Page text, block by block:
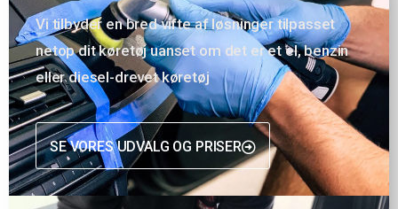
Vi tilbyder en bred vifte af løsninger tilpasset
netop dit køretøj uanset om det er et el, benzin
eller diesel-drevet køretøj
SE VORES UDVALG OG PRISER